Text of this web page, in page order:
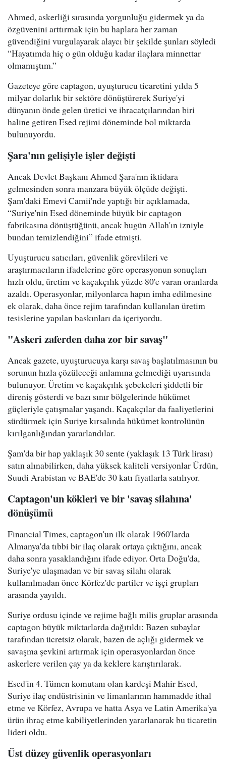
Ahmed, askerliği sırasında yorgunluğu gidermek ya da
özgüvenini arttırmak için bu haplara her zaman
güvendiğini vurgulayarak alaycı bir şekilde şunları söyledi
“Hayatımda hiç o gün olduğu kadar ilaçlara minnettar
olmamıştım.”
Gazeteye göre captagon, uyuşturucu ticaretini yılda 5
milyar dolarlık bir sektöre dönüştürerek Suriye'yi
dünyanın önde gelen üretici ve ihracatçılarından biri
haline getiren Esed rejimi döneminde bol miktarda
bulunuyordu.
Şara'nın gelişiyle işler değişti
Ancak Devlet Başkanı Ahmed Şara'nın iktidara
gelmesinden sonra manzara büyük ölçüde değişti.
Şam'daki Emevi Camii'nde yaptığı bir açıklamada,
“Suriye'nin Esed döneminde büyük bir captagon
fabrikasına dönüştüğünü, ancak bugün Allah'ın izniyle
bundan temizlendiğini” ifade etmişti.
Uyuşturucu satıcıları, güvenlik görevlileri ve
araştırmacıların ifadelerine göre operasyonun sonuçları
hızlı oldu, üretim ve kaçakçılık yüzde 80'e varan oranlarda
azaldı. Operasyonlar, milyonlarca hapın imha edilmesine
ek olarak, daha önce rejim tarafından kullanılan üretim
tesislerine yapılan baskınları da içeriyordu.
"Askeri zaferden daha zor bir savaş"
Ancak gazete, uyuşturucuya karşı savaş başlatılmasının bu
sorunun hızla çözüleceği anlamına gelmediği uyarısında
bulunuyor. Üretim ve kaçakçılık şebekeleri şiddetli bir
direniş gösterdi ve bazı sınır bölgelerinde hükümet
güçleriyle çatışmalar yaşandı. Kaçakçılar da faaliyetlerini
sürdürmek için Suriye kırsalında hükümet kontrolünün
kırılganlığından yararlandılar.
Şam'da bir hap yaklaşık 30 sente (yaklaşık 13 Türk lirası)
satın alınabilirken, daha yüksek kaliteli versiyonlar Ürdün,
Suudi Arabistan ve BAE'de 30 katı fiyatlarla satılıyor.
Captagon'un kökleri ve bir 'savaş silahına'
dönüşümü
Financial Times, captagon'un ilk olarak 1960'larda
Almanya'da tıbbi bir ilaç olarak ortaya çıktığını, ancak
daha sonra yasaklandığını ifade ediyor. Orta Doğu'da,
Suriye'ye ulaşmadan ve bir savaş silahı olarak
kullanılmadan önce Körfez'de partiler ve işçi grupları
arasında yayıldı.
Suriye ordusu içinde ve rejime bağlı milis gruplar arasında
captagon büyük miktarlarda dağıtıldı: Bazen subaylar
tarafından ücretsiz olarak, bazen de açlığı gidermek ve
savaşma şevkini artırmak için operasyonlardan önce
askerlere verilen çay ya da keklere karıştırılarak.
Esed'in 4. Tümen komutanı olan kardeşi Mahir Esed,
Suriye ilaç endüstrisinin ve limanlarının hammadde ithal
etme ve Körfez, Avrupa ve hatta Asya ve Latin Amerika'ya
ürün ihraç etme kabiliyetlerinden yararlanarak bu ticaretin
lideri oldu.
Üst düzey güvenlik operasyonları